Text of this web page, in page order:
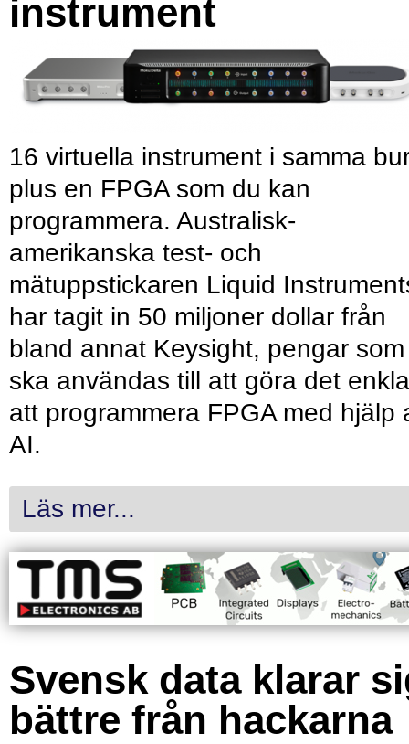
instrument
16 virtuella instrument i samma
plus en FPGA som du kan
programmera. Australisk-
amerikanska test- och
mätuppstickaren Liquid
har tagit in 50 miljoner dollar från
bland annat Keysight, pengar som
ska användas till att göra det
att programmera FPGA med hjälp
AI.
Läs mer...
Svensk data klarar
bättre från hackarna